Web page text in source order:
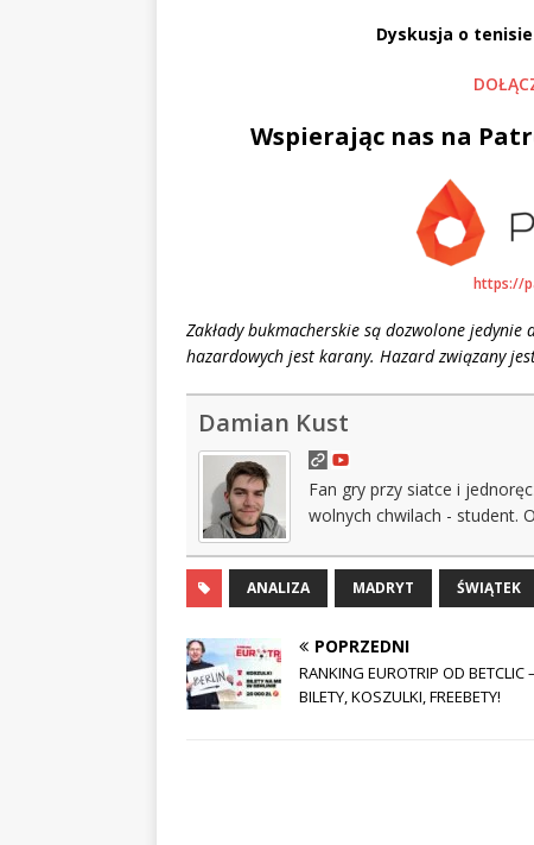
Dyskusja o
Wspierając nas na
https://
Zakłady bukmacherskie są dozwolone
hazardowych jest karany. Hazard związany
Damian Kust
Fan gry przy siatce i
wolnych chwilach - student.
ANALIZA MADRYT ŚWIĄTEK
POPRZEDNI
RANKING EUROTRIP OD BETCLIC –
BILETY, KOSZULKI, FREEBETY!